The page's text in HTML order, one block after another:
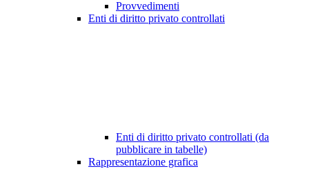
Provvedimenti
Enti di diritto privato controllati
Enti di diritto privato controllati (da
pubblicare in tabelle)
Rappresentazione grafica